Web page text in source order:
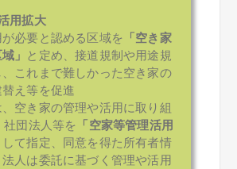
用拡大
必要と認める区域を 「空き家
」 と定め、接道規制や用途規
これまで難しかった空き家の
え等を促進
空き家の管理や活用に取り組
社団法人等を 「空家等管理活用
して指定、同意を得た所有者情
人は委託に基づく管理や活用